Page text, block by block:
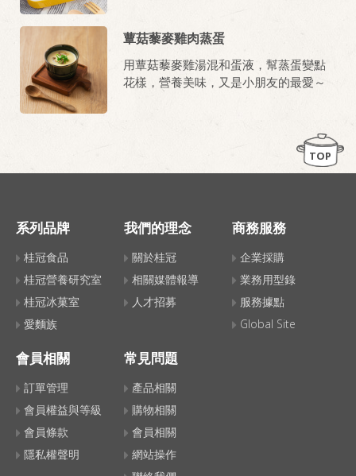
蕈菇藜麥雞肉蒸蛋
用蕈菇藜麥雞湯混和蛋液，幫蒸蛋變點
花樣，營養美味，又是小朋友的最愛～
TOP
系列品牌
桂冠食品
桂冠營養研究室
桂冠冰菓室
愛麵族
我們的理念
關於桂冠
相關媒體報導
人才招募
商務服務
企業採購
業務用型錄
服務據點
Global Site
會員相關
訂單管理
會員權益與等級
會員條款
隱私權聲明
常見問題
產品相關
購物相關
會員相關
網站操作